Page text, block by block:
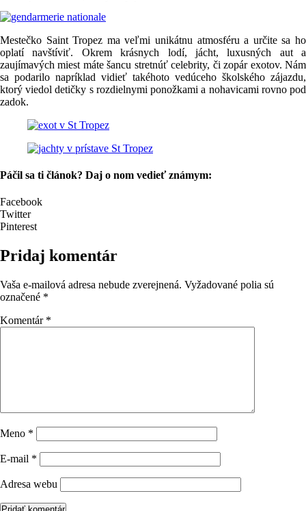
Mestečko Saint Tropez ma veľmi unikátnu atmosféru a určite sa ho
oplatí navštíviť. Okrem krásnych lodí, jácht, luxusných aut a
zaujímavých miest máte šancu stretnúť celebrity, či zopár exotov. Nám
sa podarilo napríklad vidieť takéhoto vedúceho školského zájazdu,
ktorý viedol detičky s rozdielnymi ponožkami a nohavicami rovno pod
zadok.
Páčil sa ti článok? Daj o nom vedieť známym:
Facebook
Twitter
Pinterest
Pridaj komentár
Vaša e-mailová adresa nebude zverejnená. Vyžadované polia sú
označené *
Komentár *
Meno *
E-mail *
Adresa webu